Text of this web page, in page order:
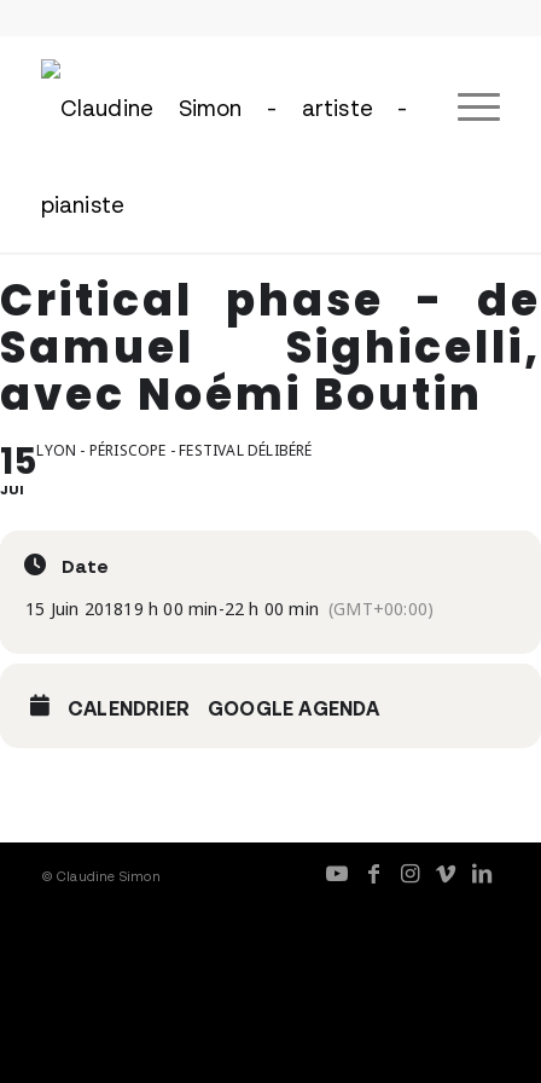
Critical phase - de
Samuel Sighicelli,
avec Noémi Boutin
15
JUI
LYON - PÉRISCOPE - FESTIVAL DÉLIBÉRÉ
Date
15 Juin 201819 h 00 min-22 h 00 min (GMT+00:00)
CALENDRIER GOOGLE AGENDA
© Claudine Simon